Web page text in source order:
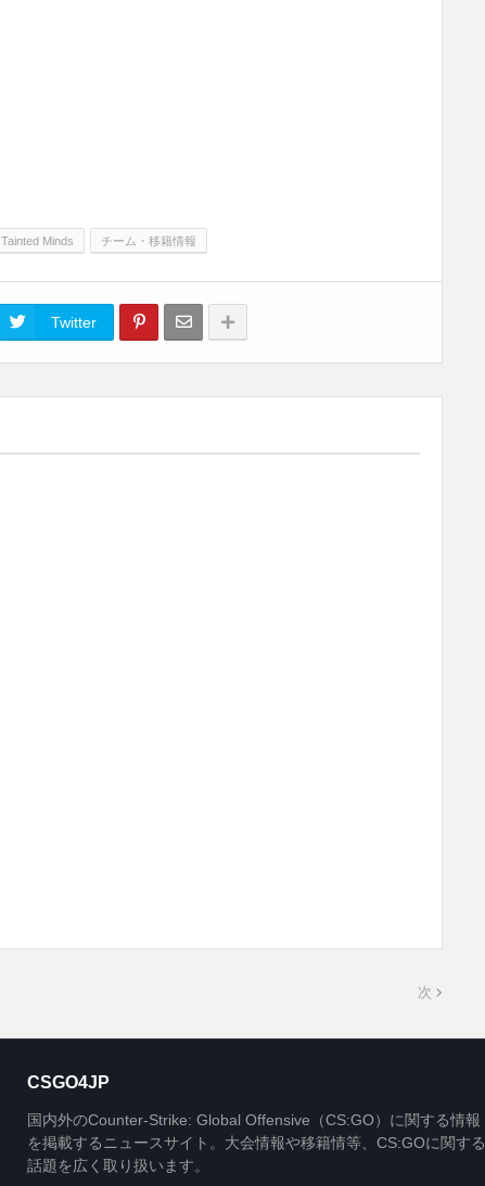
Tainted Minds チーム・移籍情報
Twitter
次
CSGO4JP
国内外のCounter-Strike: Global Offensive（CS:GO）に関する情報
を掲載するニュースサイト。大会情報や移籍情等、CS:GOに関する
話題を広く取り扱います。